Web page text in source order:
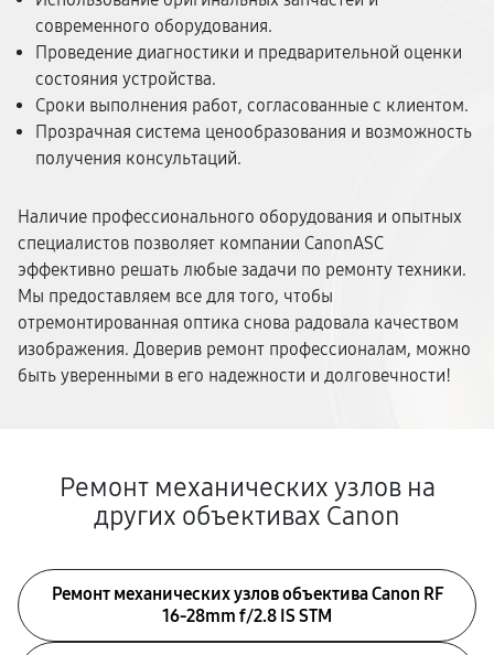
современного оборудования.
Проведение диагностики и предварительной оценки
состояния устройства.
Сроки выполнения работ, согласованные с клиентом.
Прозрачная система ценообразования и возможность
получения консультаций.
Наличие профессионального оборудования и опытных
специалистов позволяет компании CanonASC
эффективно решать любые задачи по ремонту техники.
Мы предоставляем все для того, чтобы
отремонтированная оптика снова радовала качеством
изображения. Доверив ремонт профессионалам, можно
быть уверенными в его надежности и долговечности!
Ремонт механических узлов на
других объективах Canon
Ремонт механических узлов объектива Canon RF
16‑28mm f/2.8 IS STM